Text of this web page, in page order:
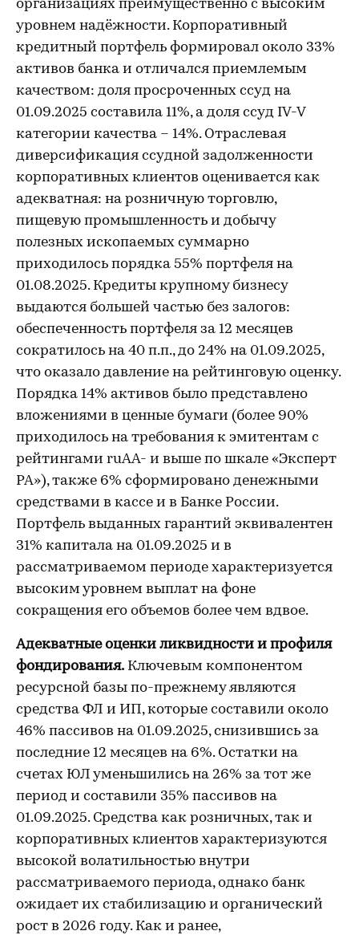
организациях преимущественно с высоким
уровнем надёжности. Корпоративный
кредитный портфель формировал около 33%
активов банка и отличался приемлемым
качеством: доля просроченных ссуд на
01.09.2025 составила 11%, а доля ссуд IV-V
категории качества – 14%. Отраслевая
диверсификация ссудной задолженности
корпоративных клиентов оценивается как
адекватная: на розничную торговлю,
пищевую промышленность и добычу
полезных ископаемых суммарно
приходилось порядка 55% портфеля на
01.08.2025. Кредиты крупному бизнесу
выдаются большей частью без залогов:
обеспеченность портфеля за 12 месяцев
сократилось на 40 п.п., до 24% на 01.09.2025,
что оказало давление на рейтинговую оценку.
Порядка 14% активов было представлено
вложениями в ценные бумаги (более 90%
приходилось на требования к эмитентам с
рейтингами ruAA- и выше по шкале «Эксперт
РА»), также 6% сформировано денежными
средствами в кассе и в Банке России.
Портфель выданных гарантий эквивалентен
31% капитала на 01.09.2025 и в
рассматриваемом периоде характеризуется
высоким уровнем выплат на фоне
сокращения его объемов более чем вдвое.
Адекватные оценки ликвидности и профиля
фондирования. Ключевым компонентом
ресурсной базы по-прежнему являются
средства ФЛ и ИП, которые составили около
46% пассивов на 01.09.2025, снизившись за
последние 12 месяцев на 6%. Остатки на
счетах ЮЛ уменьшились на 26% за тот же
период и составили 35% пассивов на
01.09.2025. Средства как розничных, так и
корпоративных клиентов характеризуются
высокой волатильностью внутри
рассматриваемого периода, однако банк
ожидает их стабилизацию и органический
рост в 2026 году. Как и ранее,